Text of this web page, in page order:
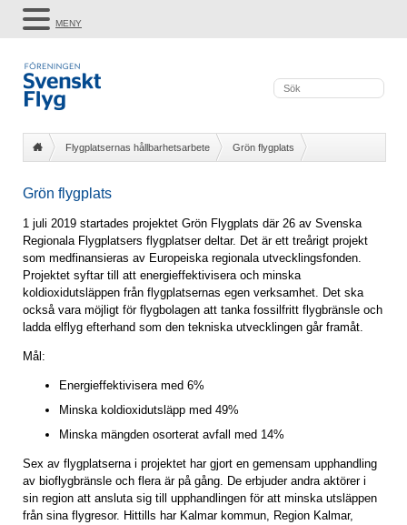
Flygplatsernas hållbarhetsarbete Grön flygplats
Grön flygplats
1 juli 2019 startades projektet Grön Flygplats där 26 av Svenska
Regionala Flygplatsers flygplatser deltar. Det är ett treårigt projekt
som medfinansieras av Europeiska regionala utvecklingsfonden.
Projektet syftar till att energieffektivisera och minska
koldioxidutsläppen från flygplatsernas egen verksamhet. Det ska
också vara möjligt för flygbolagen att tanka fossilfritt flygbränsle och
ladda elflyg efterhand som den tekniska utvecklingen går framåt.
Mål:
Energieffektivisera med 6%
Minska koldioxidutsläpp med 49%
Minska mängden osorterat avfall med 14%
Sex av flygplatserna i projektet har gjort en gemensam upphandling
av bioflygbränsle och flera är på gång. De erbjuder andra aktörer i
sin region att ansluta sig till upphandlingen för att minska utsläppen
från sina flygresor. Hittills har Kalmar kommun, Region Kalmar,
MENY